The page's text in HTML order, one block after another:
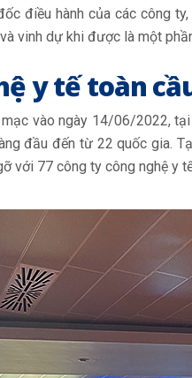
điều hành của các công
vinh dự khi được là một
y tế toàn
vào ngày 14/06/2022,
đầu đến từ 22 quốc gia.
với 77 công ty công nghệ y